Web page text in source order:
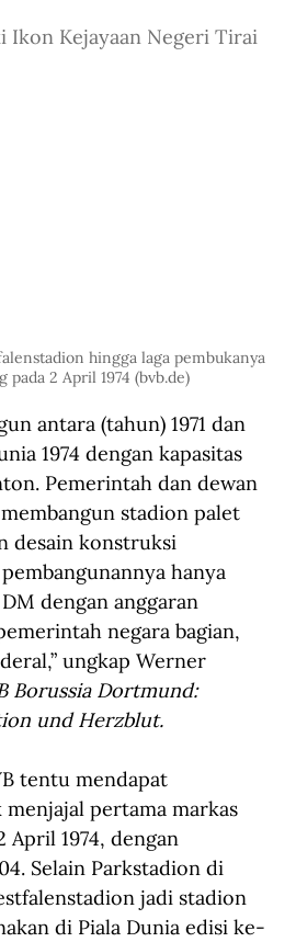
Ikon Kejayaan Negeri Tirai
hingga laga pembukanya
pada 2 April 1974 (bvb.de)
antara (tahun) 1971 dan
1974 dengan kapasitas
Pemerintah dan dewan
stadion palet
desain konstruksi
hanya
dengan anggaran
negara bagian,
ungkap Werner
Borussia Dortmund:
und Herzblut.
tentu mendapat
pertama markas
April 1974, dengan
Selain Parkstadion di
jadi stadion
di Piala Dunia edisi ke-